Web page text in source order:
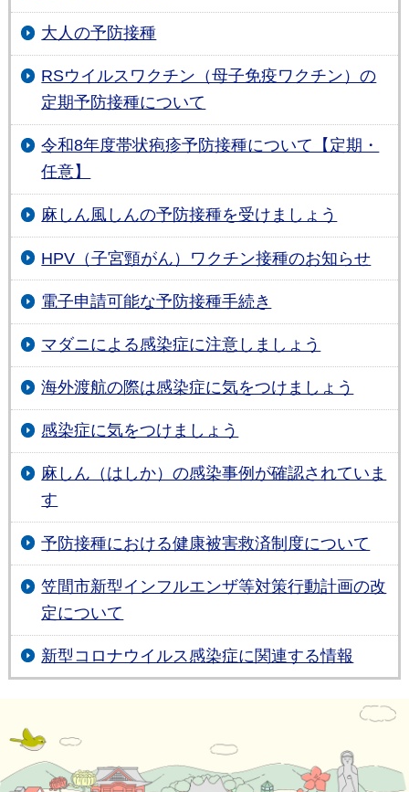
大人の予防接種
RSウイルスワクチン（母子免疫ワクチン）の
定期予防接種について
令和8年度帯状疱疹予防接種について【定期・
任意】
麻しん風しんの予防接種を受けましょう
HPV（子宮頸がん）ワクチン接種のお知らせ
電子申請可能な予防接種手続き
マダニによる感染症に注意しましょう
海外渡航の際は感染症に気をつけましょう
感染症に気をつけましょう
麻しん（はしか）の感染事例が確認されていま
す
予防接種における健康被害救済制度について
笠間市新型インフルエンザ等対策行動計画の改
定について
新型コロナウイルス感染症に関連する情報